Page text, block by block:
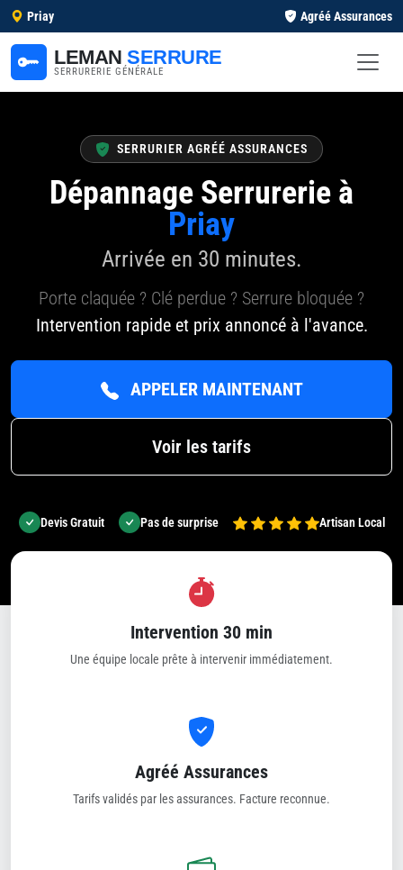
Priay Agréé Assurances
LEMAN SERRURE
SERRURERIE GÉNÉRALE
SERRURIER AGRÉÉ ASSURANCES
Dépannage Serrurerie à
Priay
Arrivée en 30 minutes.
Porte claquée ? Clé perdue ? Serrure bloquée ?
Intervention rapide et prix annoncé à l'avance.
APPELER MAINTENANT
Voir les tarifs
Devis Gratuit Pas de surprise Artisan Local
Intervention 30 min
Une équipe locale prête à intervenir immédiatement.
Agréé Assurances
Tarifs validés par les assurances. Facture reconnue.